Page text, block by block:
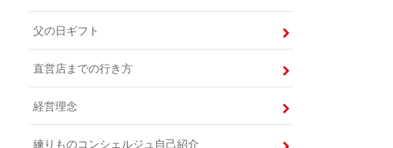
父の日ギフト
直営店までの行き方
経営理念
練りものコンシェルジュ自己紹介